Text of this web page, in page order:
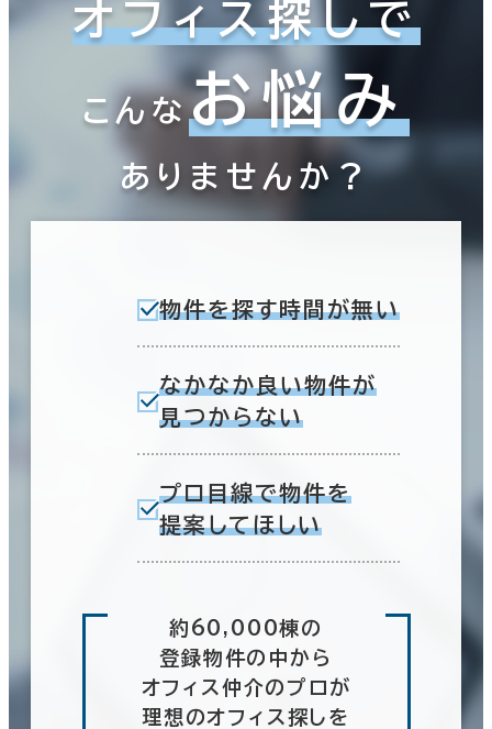
オフィス探しで
こんなお悩み
ありませんか？
物件を探す時間が無い
なかなか良い物件が
見つからない
プロ目線で物件を
提案してほしい
約60,000棟の
登録物件の中から
オフィス仲介のプロが
理想のオフィス探しを